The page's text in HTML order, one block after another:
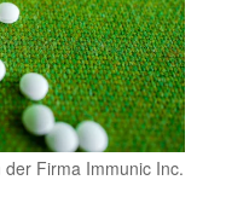
Firma Immunic Inc.